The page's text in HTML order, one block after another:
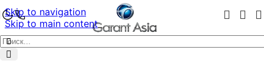
Skip to navigation
Skip to main content